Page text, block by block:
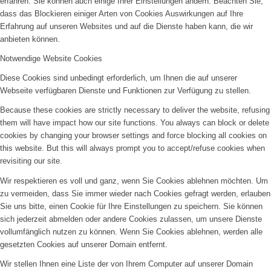
dass das Blockieren einiger Arten von Cookies Auswirkungen auf Ihre
Erfahrung auf unseren Websites und auf die Dienste haben kann, die wir
anbieten können.
Notwendige Website Cookies
Diese Cookies sind unbedingt erforderlich, um Ihnen die auf unserer
Webseite verfügbaren Dienste und Funktionen zur Verfügung zu stellen.
Because these cookies are strictly necessary to deliver the website, refusing
them will have impact how our site functions. You always can block or delete
cookies by changing your browser settings and force blocking all cookies on
this website. But this will always prompt you to accept/refuse cookies when
revisiting our site.
Wir respektieren es voll und ganz, wenn Sie Cookies ablehnen möchten. Um
zu vermeiden, dass Sie immer wieder nach Cookies gefragt werden, erlauben
Sie uns bitte, einen Cookie für Ihre Einstellungen zu speichern. Sie können
sich jederzeit abmelden oder andere Cookies zulassen, um unsere Dienste
vollumfänglich nutzen zu können. Wenn Sie Cookies ablehnen, werden alle
gesetzten Cookies auf unserer Domain entfernt.
Wir stellen Ihnen eine Liste der von Ihrem Computer auf unserer Domain